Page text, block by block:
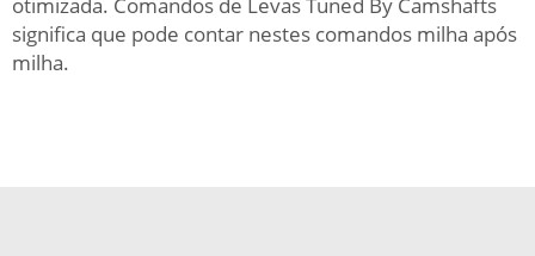
significa que pode contar nestes comandos milha após
milha.